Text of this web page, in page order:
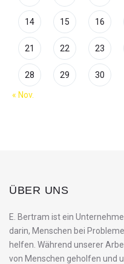
14 15 16
21 22 23
28 29 30
« Nov.
ÜBER UNS
E. Bertram ist ein
darin, Menschen bei
helfen. Während unserer
von Menschen geholfen und